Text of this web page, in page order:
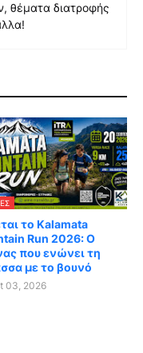
θέματα διατροφής
το Kalamata
Run 2026: Ο
που ενώνει τη
με το βουνό
03, 2026